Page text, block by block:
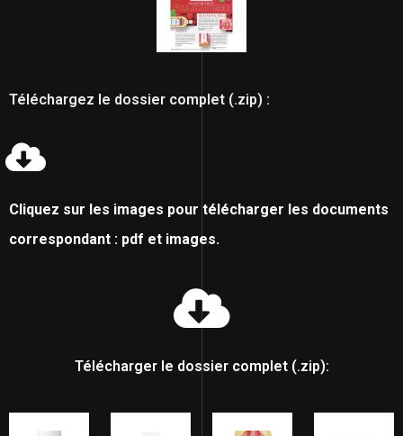
Téléchargez le dossier complet (.zip) :
Cliquez sur les images pour télécharger les documents
correspondant : pdf et images.
Télécharger le dossier complet (.zip):